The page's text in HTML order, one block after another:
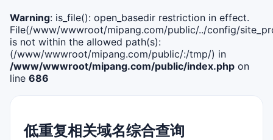
Warning: is_file(): open_basedir restriction in effect.
File(/www/wwwroot/mipang.com/public/../config/
is not within the allowed path(s):
(/www/wwwroot/mipang.com/public/:/tmp/) in
/www/wwwroot/mipang.com/public/index.php on
line 686
低重复相关域名综合查询